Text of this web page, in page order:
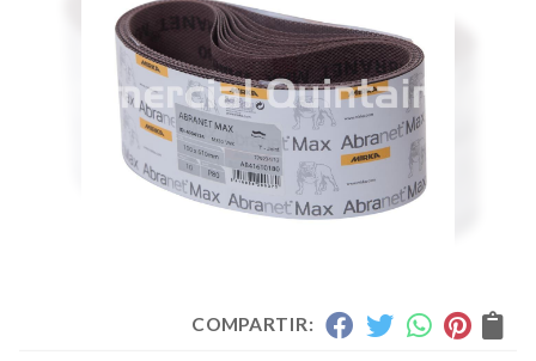
COMPARTIR: